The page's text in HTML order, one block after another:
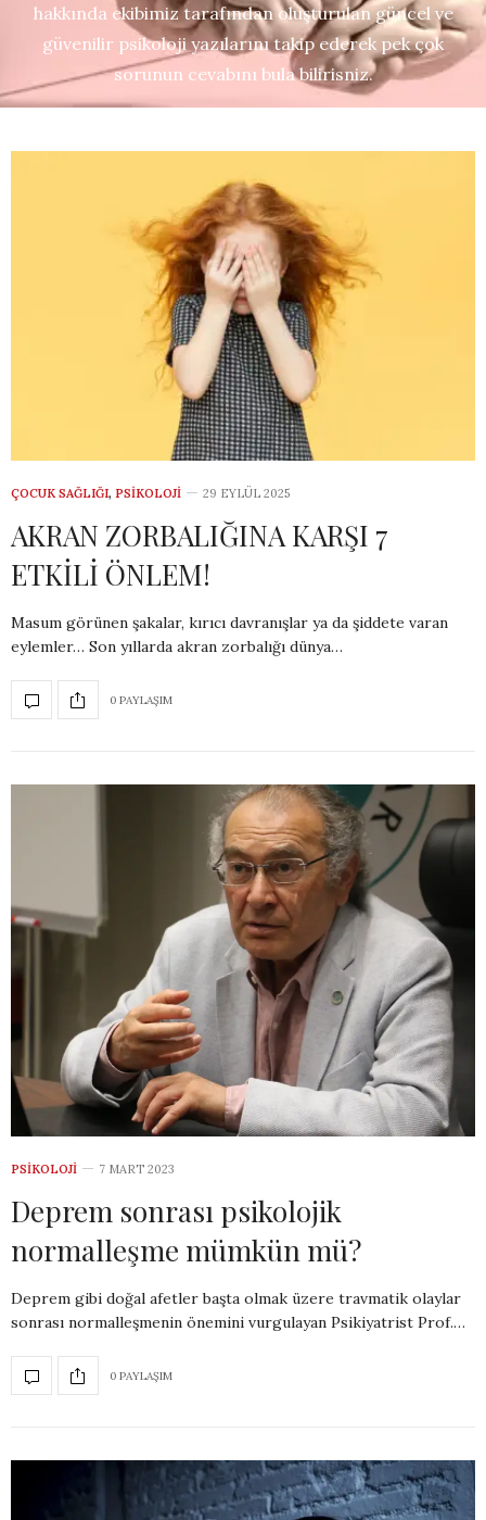
hakkında ekibimiz tarafından oluşturulan güncel ve
güvenilir psikoloji yazılarını takip ederek pek çok
sorunun cevabını bula bilirisniz.
ÇOCUK SAĞLIĞI, PSIKOLOJI 29 EYLÜL 2025
AKRAN ZORBALIĞINA KARŞI 7
ETKİLİ ÖNLEM!
Masum görünen şakalar, kırıcı davranışlar ya da şiddete varan
eylemler… Son yıllarda akran zorbalığı dünya…
0 PAYLAŞIM
PSIKOLOJI 7 MART 2023
Deprem sonrası psikolojik
normalleşme mümkün mü?
Deprem gibi doğal afetler başta olmak üzere travmatik olaylar
sonrası normalleşmenin önemini vurgulayan Psikiyatrist Prof.…
0 PAYLAŞIM